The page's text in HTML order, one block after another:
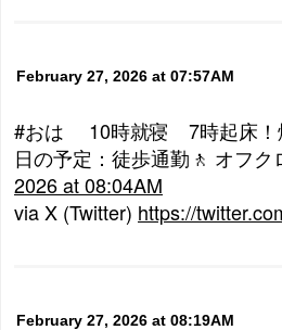
February 27, 2026 at 07:57AM
#おは 10時就寝 7時起床！
日の予定：徒歩通勤🚶 オフ
2026 at 08:04AM
via X (Twitter) https://
February 27, 2026 at 08:19AM